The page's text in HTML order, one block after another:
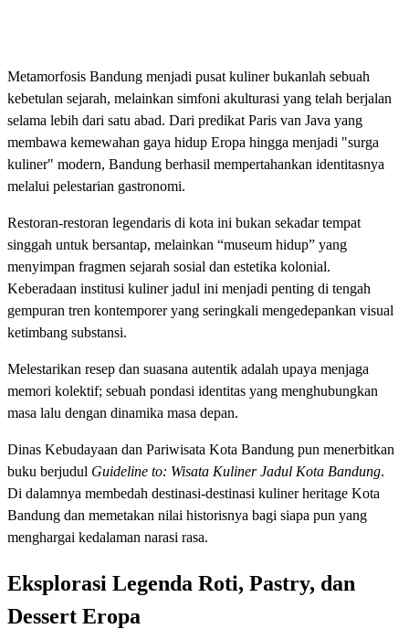
Metamorfosis Bandung menjadi pusat kuliner bukanlah sebuah
kebetulan sejarah, melainkan simfoni akulturasi yang telah berjalan
selama lebih dari satu abad. Dari predikat Paris van Java yang
membawa kemewahan gaya hidup Eropa hingga menjadi "surga
kuliner" modern, Bandung berhasil mempertahankan identitasnya
melalui pelestarian gastronomi.
Restoran-restoran legendaris di kota ini bukan sekadar tempat
singgah untuk bersantap, melainkan “museum hidup” yang
menyimpan fragmen sejarah sosial dan estetika kolonial.
Keberadaan institusi kuliner jadul ini menjadi penting di tengah
gempuran tren kontemporer yang seringkali mengedepankan visual
ketimbang substansi.
Melestarikan resep dan suasana autentik adalah upaya menjaga
memori kolektif; sebuah pondasi identitas yang menghubungkan
masa lalu dengan dinamika masa depan.
Dinas Kebudayaan dan Pariwisata Kota Bandung pun menerbitkan
buku berjudul Guideline to: Wisata Kuliner Jadul Kota Bandung.
Di dalamnya membedah destinasi-destinasi kuliner heritage Kota
Bandung dan memetakan nilai historisnya bagi siapa pun yang
menghargai kedalaman narasi rasa.
Eksplorasi Legenda Roti, Pastry, dan
Dessert Eropa